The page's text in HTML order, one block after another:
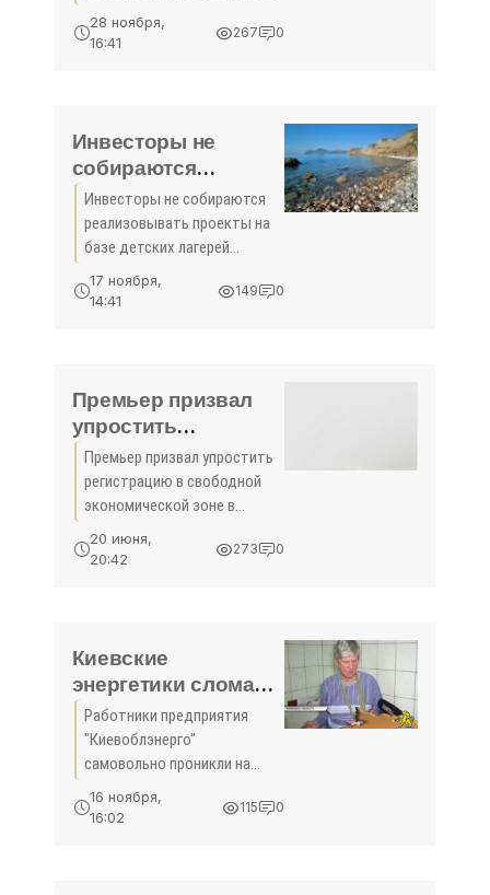
наращивает перевозку
28 ноября,
16:41
267 0
Инвесторы не
собираются
реализовывать
проекты на базе
детских лагерей
«Лесной» и
«Отважный» –
Инвесторы не собираются
реализовывать проекты на
базе детских лагерей
Бахарев Симферополь, 16
от потенциальных
17 ноября,
14:41
149 0
Премьер призвал
упростить
регистрацию в
свободной
экономической зоне
в Крыму -
«Экономика Крыма»
Премьер призвал упростить
регистрацию в свободной
экономической зоне в
Правительства России
регистрации участников
20 июня,
20:42
273 0
Киевские
энергетики сломали
руку пенсионеру за
"воровство
энергии" -
«Экономика Крыма»
Работники предприятия
"Киевоблэнерго"
самовольно проникли на
Броварах Киевской области
16 ноября,
16:02
115 0